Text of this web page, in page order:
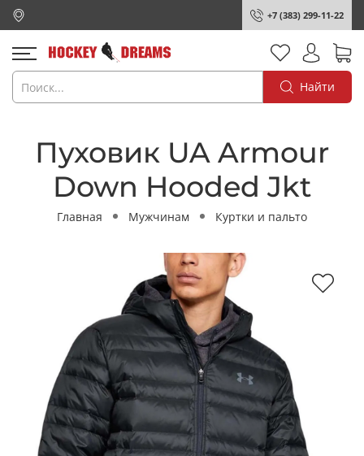
+7 (383) 299-11-22
Найти
Пуховик UA Armour
Down Hooded Jkt
Главная Мужчинам Куртки и пальто